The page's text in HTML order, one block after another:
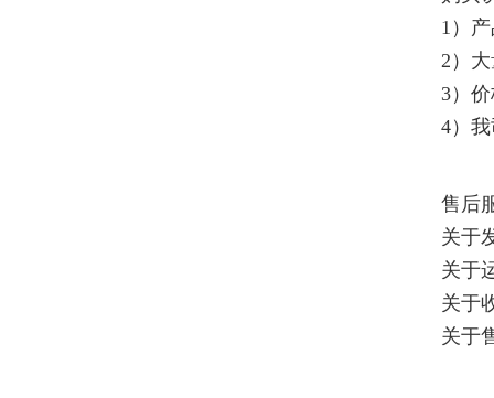
1）
2）
3）
4）
售后
关于
关于
关于
关于